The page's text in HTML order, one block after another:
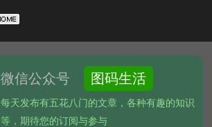
微信公众号 图码生活
每天发布有五花八门的文章，各种有趣的知识
等，期待您的订阅与参与